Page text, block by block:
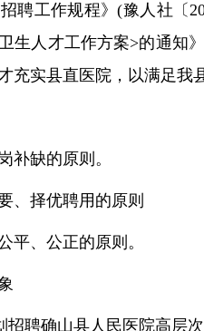
题聘工作规程》(豫人社〔
生人才工作方案>的通知
充实县直医院，以满足我
补缺的原则。
、择优聘用的原则
平、公正的原则。
招聘确山县人民医院高层